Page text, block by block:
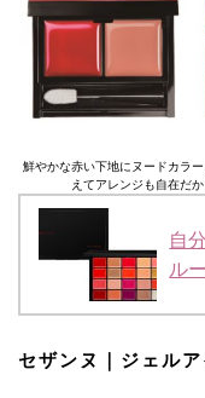
鮮やかな赤い下地にヌードカラ
えてアレンジも自在だ
自
ル
セザンヌ｜ジェル